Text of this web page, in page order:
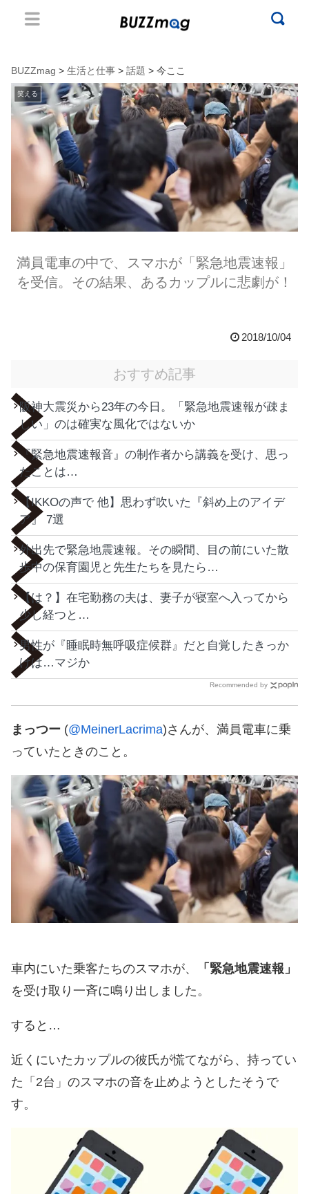
BUZZmag > 生活と仕事 > 話題 > 今ここ
笑える
満員電車の中で、スマホが「緊急地震速報」
を受信。その結果、あるカップルに悲劇が！
2018/10/04
おすすめ記事
阪神大震災から23年の今日。「緊急地震速報が疎ま
しい」のは確実な風化ではないか
『緊急地震速報音』の制作者から講義を受け、思っ
たことは…
【IKKOの声で 他】思わず吹いた『斜め上のアイデ
ア』 7選
外出先で緊急地震速報。その瞬間、目の前にいた散
歩中の保育園児と先生たちを見たら…
【は？】在宅勤務の夫は、妻子が寝室へ入ってから
少し経つと…
男性が『睡眠時無呼吸症候群』だと自覚したきっか
けは…マジか
Recommended by
まっつー (@MeinerLacrima)さんが、満員電車に乗
っていたときのこと。
車内にいた乗客たちのスマホが、
「緊急地震速報」
を受け取り一斉に鳴り出しました。
すると…
近くにいたカップルの彼氏が慌てながら、持ってい
た「2台」のスマホの音を止めようとしたそうで
す。